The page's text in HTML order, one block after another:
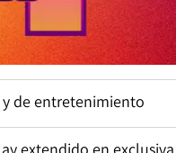
de entretenimiento
extendido en exclusiva